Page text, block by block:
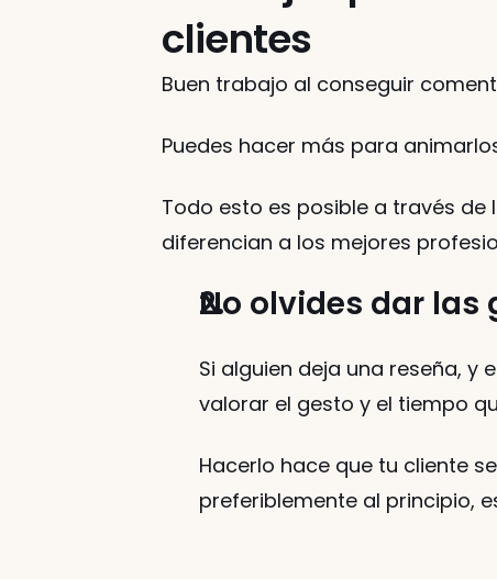
clientes
Buen trabajo al conseguir
Puedes hacer más para
Todo esto es posible a través
diferencian a los mejores
No olvides dar
Si alguien deja una reseña,
valorar el gesto y el tiempo
Hacerlo hace que tu cliente
preferiblemente al principio,